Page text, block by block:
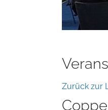
Zurück zur